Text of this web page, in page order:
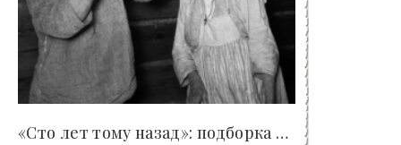
«Сто лет тому назад»: подборка исторических..